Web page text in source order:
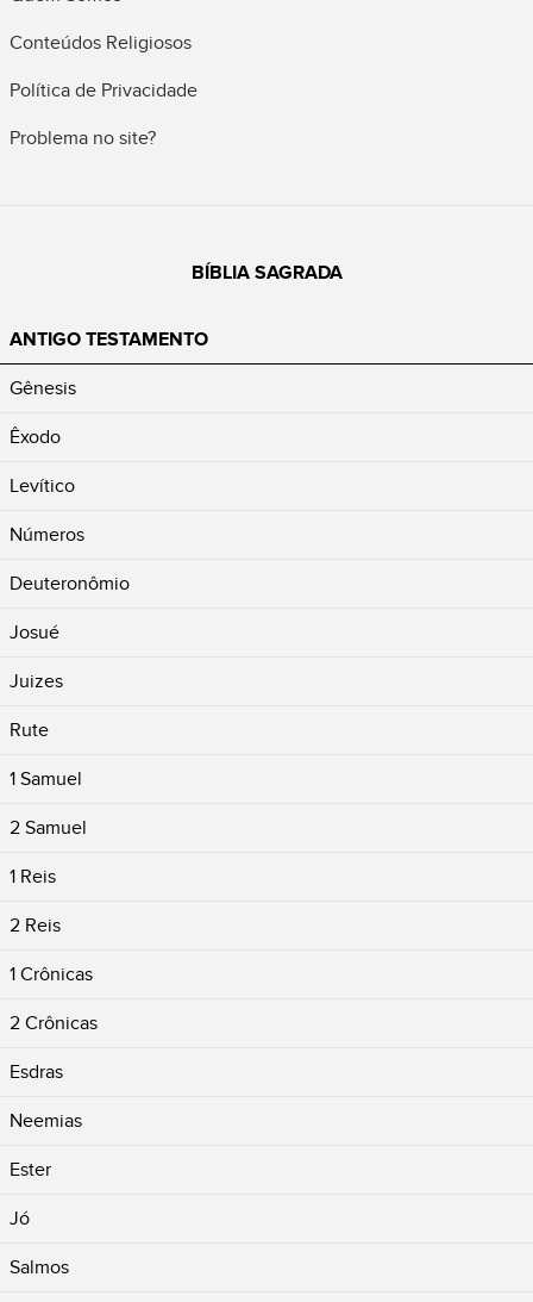
Conteúdos Religiosos
Política de Privacidade
Problema no site?
BÍBLIA SAGRADA
ANTIGO TESTAMENTO
Gênesis
Êxodo
Levítico
Números
Deuteronômio
Josué
Juizes
Rute
1 Samuel
2 Samuel
1 Reis
2 Reis
1 Crônicas
2 Crônicas
Esdras
Neemias
Ester
Jó
Salmos